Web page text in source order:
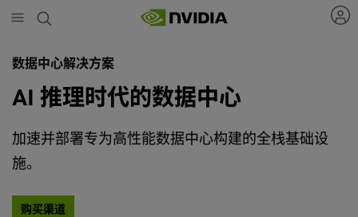
to
content
数据中心解决方案
AI 推理时代的数据中心
加速并部署专为高性能数据中心构建的全栈基础设
施。
购买渠道